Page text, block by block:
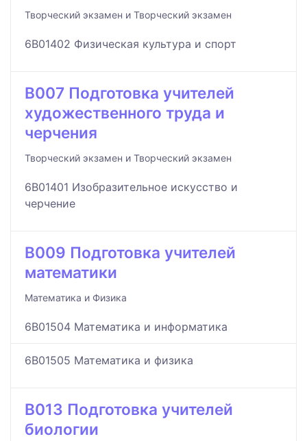
Творческий экзамен и Творческий экзамен
6B01402 Физическая культура и спорт
B007 Подготовка учителей
художественного труда и
черчения
Творческий экзамен и Творческий экзамен
6B01401 Изобразительное искусство и
черчение
B009 Подготовка учителей
математики
Математика и Физика
6B01504 Математика и информатика
6B01505 Математика и физика
B013 Подготовка учителей
биологии